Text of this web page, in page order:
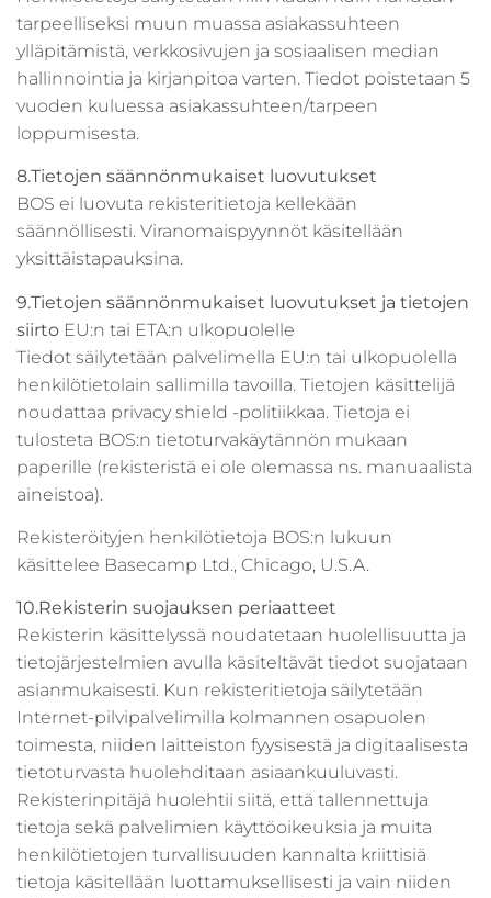
tarpeelliseksi muun muassa asiakassuhteen
ylläpitämistä, verkkosivujen ja sosiaalisen median
hallinnointia ja kirjanpitoa varten. Tiedot poistetaan 5
vuoden kuluessa asiakassuhteen/tarpeen
loppumisesta.
8.Tietojen säännönmukaiset luovutukset
BOS ei luovuta rekisteritietoja kellekään
säännöllisesti. Viranomaispyynnöt käsitellään
yksittäistapauksina.
9.Tietojen säännönmukaiset luovutukset ja tietojen
siirto EU:n tai ETA:n ulkopuolelle
Tiedot säilytetään palvelimella EU:n tai ulkopuolella
henkilötietolain sallimilla tavoilla. Tietojen käsittelijä
noudattaa privacy shield -politiikkaa. Tietoja ei
tulosteta BOS:n tietoturvakäytännön mukaan
paperille (rekisteristä ei ole olemassa ns. manuaalista
aineistoa).
Rekisteröityjen henkilötietoja BOS:n lukuun
käsittelee Basecamp Ltd., Chicago, U.S.A.
10.Rekisterin suojauksen periaatteet
Rekisterin käsittelyssä noudatetaan huolellisuutta ja
tietojärjestelmien avulla käsiteltävät tiedot suojataan
asianmukaisesti. Kun rekisteritietoja säilytetään
Internet-pilvipalvelimilla kolmannen osapuolen
toimesta, niiden laitteiston fyysisestä ja digitaalisesta
tietoturvasta huolehditaan asiaankuuluvasti.
Rekisterinpitäjä huolehtii siitä, että tallennettuja
tietoja sekä palvelimien käyttöoikeuksia ja muita
henkilötietojen turvallisuuden kannalta kriittisiä
tietoja käsitellään luottamuksellisesti ja vain niiden